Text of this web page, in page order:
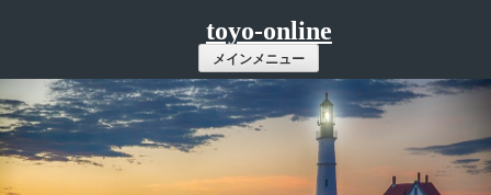
ツ
へ
ス
toyo-online
メインメニュー